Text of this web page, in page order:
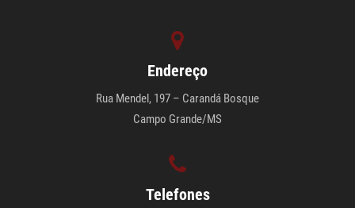
Endereço
Rua Mendel, 197 – Carandá Bosque
Campo Grande/MS
Telefones